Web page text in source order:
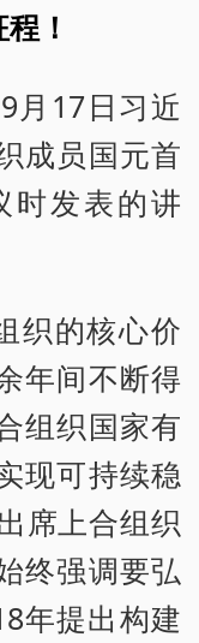
！
月17日习近
成员国元首
时发表的讲
织的核心价
年间不断得
组织国家有
现可持续稳
席上合组织
终强调要弘
年提出构建